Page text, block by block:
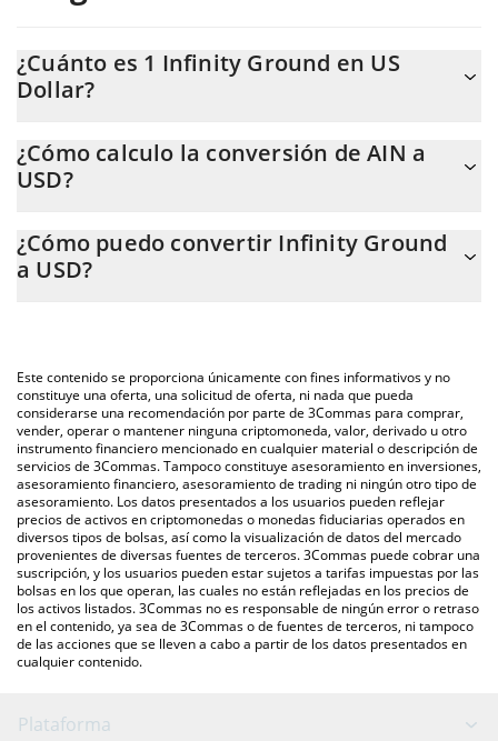
¿Cuánto es 1 Infinity Ground en US
Dollar?
En este momento, 1 Infinity Ground equivale a 0.072445 USD.
¿Cómo calculo la conversión de AIN a
USD?
calcular fácilmente el precio de conversión de AIN a USD. Solo
necesitas ingresar la cantidad de Infinity Ground en el campo
También puedes utilizar nuestra tabla de precios de Infinity
Ground que se encuentra arriba para verificar el último precio de
Infinity Ground en las principales monedas fiduciarias y
criptomonedas.
¿Cómo puedo convertir Infinity Ground
a USD?
otras.
Este contenido se proporciona únicamente con fines informativos y no
constituye una oferta, una solicitud de oferta, ni nada que pueda
considerarse una recomendación por parte de 3Commas para comprar,
vender, operar o mantener ninguna criptomoneda, valor, derivado u otro
instrumento financiero mencionado en cualquier material o descripción de
servicios de 3Commas. Tampoco constituye asesoramiento en inversiones,
asesoramiento financiero, asesoramiento de trading ni ningún otro tipo de
asesoramiento. Los datos presentados a los usuarios pueden reflejar
precios de activos en criptomonedas o monedas fiduciarias operados en
diversos tipos de bolsas, así como la visualización de datos del mercado
provenientes de diversas fuentes de terceros. 3Commas puede cobrar una
suscripción, y los usuarios pueden estar sujetos a tarifas impuestas por las
bolsas en los que operan, las cuales no están reflejadas en los precios de
los activos listados. 3Commas no es responsable de ningún error o retraso
en el contenido, ya sea de 3Commas o de fuentes de terceros, ni tampoco
de las acciones que se lleven a cabo a partir de los datos presentados en
cualquier contenido.
Plataforma